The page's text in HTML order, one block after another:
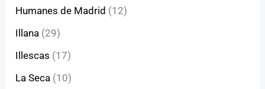
Humanes de Madrid (12)
Illana (29)
Illescas (17)
La Seca (10)